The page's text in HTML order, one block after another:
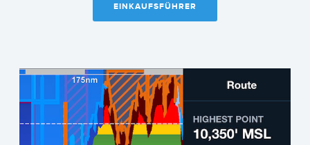
EINKAUFSFÜHRER